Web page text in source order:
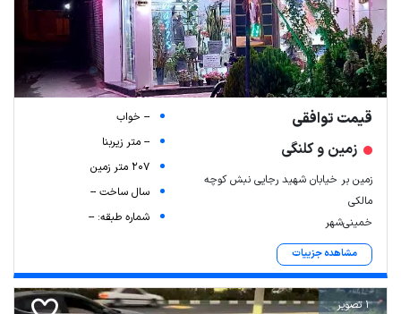
قیمت توافقی
زمین و کلنگی
زمین بر خیابان شهید رجایی نبش کوچه
مالکی
خمینی‌شهر
مشاهده جزییات
-- خواب
-- متر زیربنا
207 متر زمین
سال ساخت --
شماره طبقه: --
1 تصویر